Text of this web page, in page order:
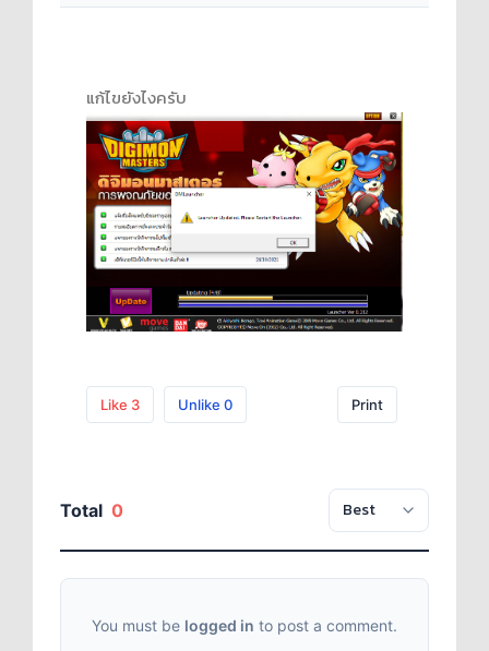
แก้ไขยังไงครับ
Like 3 Unlike 0 Print
Total 0
You must be logged in to post a comment.